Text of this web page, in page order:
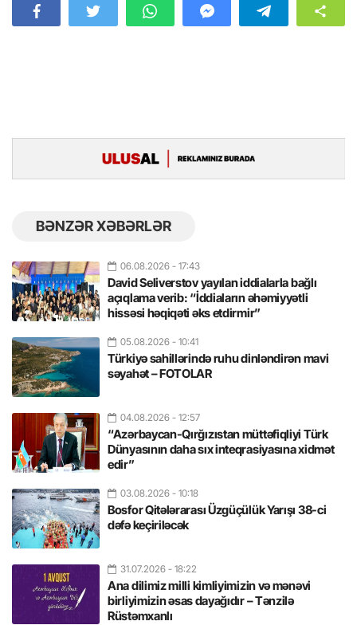
BƏNZƏR XƏBƏRLƏR
06.08.2026 - 17:43
David Seliverstov yayılan iddialarla bağlı
açıqlama verib: “İddiaların əhəmiyyətli
hissəsi həqiqəti əks etdirmir”
05.08.2026 - 10:41
Türkiyə sahillərində ruhu dinləndirən mavi
səyahət – FOTOLAR
04.08.2026 - 12:57
“Azərbaycan-Qırğızıstan müttəfiqliyi Türk
Dünyasının daha sıx inteqrasiyasına xidmət
edir”
03.08.2026 - 10:18
Bosfor Qitələrarası Üzgüçülük Yarışı 38-ci
dəfə keçiriləcək
31.07.2026 - 18:22
Ana dilimiz milli kimliyimizin və mənəvi
birliyimizin əsas dayağıdır – Tənzilə
Rüstəmxanlı